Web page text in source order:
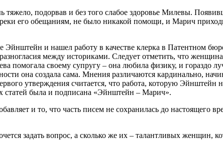
подорвав и без того слабое здоровье Милевы.
его обещаниям, не было никакой помощи, и Марич
Эйнштейн и нашел работу в качестве клерка в Патентном
между историками. Следует отметить, что
своему супругу – она любила физику, и гораздо
она создала сама. Мнения различаются кардинально,
утверждения считается, что работа, которую Эйнштейн
статей была и подписана «Эйнштейн – Марич».
и то, что часть писем не сохранилась до настоящего
задать вопрос, а сколько же их – талантливых женщин,